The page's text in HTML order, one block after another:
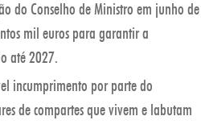
do Conselho de Ministro em junho de
mil euros para garantir a
até 2027.
incumprimento por parte do
de compartes que vivem e labutam